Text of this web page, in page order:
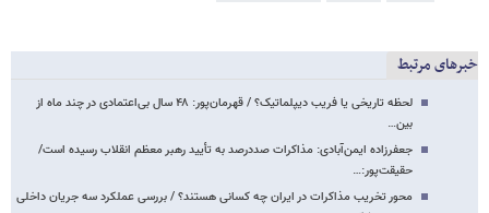
خبرهای مرتبط
لحظه تاریخی یا فریب دیپلماتیک؟ / قهرمان‌پور: ۴۸ سال بی‌اعتمادی در چند ماه از
بین…
جعفرزاده ایمن‌آبادی: مذاکرات صددرصد به تأیید رهبر معظم انقلاب رسیده است/
حقیقت‌پور:…
محور تخریب مذاکرات در ایران چه کسانی هستند؟ / بررسی عملکرد سه جریان داخلی